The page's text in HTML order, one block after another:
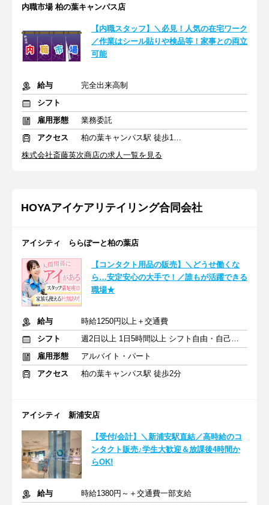
内職市場 柏の葉キャンパス店
【内職スタッフ】＼必見！人気の在宅ワーク
／作業はシール貼りや検品等！家事との両立
可能
給与
完全出来高制
シフト
雇用形態
業務委託
アクセス
柏の葉キャンパス駅 徒歩10分
株式会社斎藤英次商店の求人一覧を見る
HOYAアイケアリテイリング合同会社
アイシティ ららぽーと柏の葉店
【コンタクト用品の販売】＼どうせ働くな
ら…安定安心の大手で！／誰もが活躍できる
職場★
給与
時給1250円以上＋交通費
シフト
週2日以上 1日5時間以上 シフト自由・自己申告
雇用形態
アルバイト・パート
アクセス
柏の葉キャンパス駅 徒歩2分
アイシティ 新浦安店
【受付/会計】＼新浦安駅直結／高時給のコ
ンタクト販売♪学生大歓迎＆放課後4時間か
らOK!
給与
時給1380円～＋交通費一部支給